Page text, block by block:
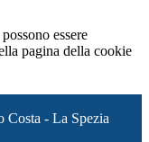
essere
pagina della cookie
Costa - La Spezia